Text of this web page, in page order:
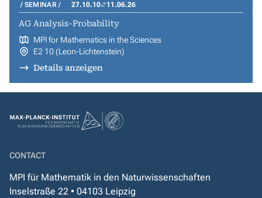
SEMINAR 27.10.10 11.06.26
AG Analysis-Probability
MPI for Mathematics in the Sciences
E2 10 (Leon-Lichtenstein)
Details anzeigen
CONTACT
MPI für Mathematik in den Naturwissenschaften
Inselstraße 22 • 04103 Leipzig